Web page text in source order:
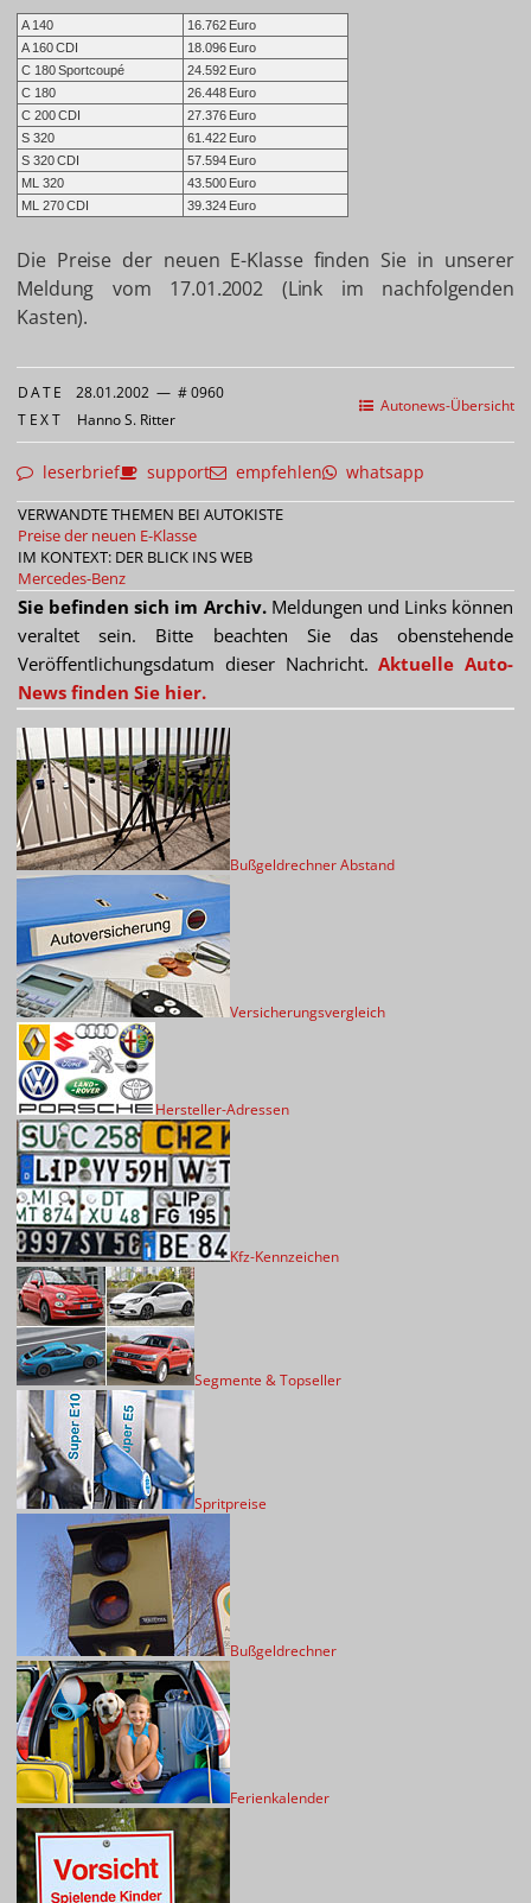
A 140
16.762 Euro
A 160 CDI
18.096 Euro
C 180 Sportcoupé
24.592 Euro
C 180
26.448 Euro
C 200 CDI
27.376 Euro
S 320
61.422 Euro
S 320 CDI
57.594 Euro
ML 320
43.500 Euro
ML 270 CDI
39.324 Euro
Die Preise der neuen E-Klasse finden Sie in unserer
Meldung vom 17.01.2002 (Link im nachfolgenden
Kasten).
Autonews-Übersicht
DATE 28.01.2002 — # 0960
TEXT Hanno S. Ritter
leserbrief support empfehlen whatsapp
VERWANDTE THEMEN BEI AUTOKISTE
Preise der neuen E-Klasse
IM KONTEXT: DER BLICK INS WEB
Mercedes-Benz
Sie befinden sich im Archiv.Meldungen und Links können
veraltet sein. Bitte beachten Sie das obenstehende
Veröffentlichungsdatum dieser Nachricht.Aktuelle Auto-
News finden Sie hier.
Bußgeldrechner Abstand
Versicherungsvergleich
Hersteller-Adressen
Kfz-Kennzeichen
Segmente & Topseller
Spritpreise
Bußgeldrechner
Ferienkalender